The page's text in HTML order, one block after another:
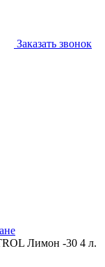
Заказать звонок
Лимон -30 4 л.